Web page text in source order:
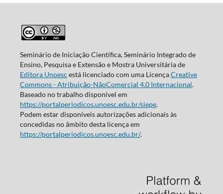
Seminário de Iniciação Científica, Seminário Integrado de
Ensino, Pesquisa e Extensão e Mostra Universitária de
Editora Unoesc está licenciado com uma LicençaCreative
Commons - Atribuição-NãoComercial 4.0 Internacional.
Baseado no trabalho disponível em
https://portalperiodicos.unoesc.edu.br/siepe.
Podem estar disponíveis autorizações adicionais às
concedidas no âmbito desta licença em
https://portalperiodicos.unoesc.edu.br/.